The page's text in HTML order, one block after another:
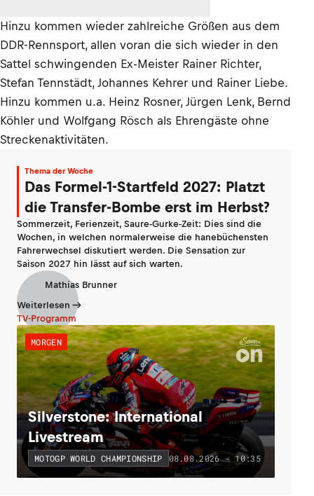
Hinzu kommen wieder zahlreiche Größen aus dem
DDR-Rennsport, allen voran die sich wieder in den
Sattel schwingenden Ex-Meister Rainer Richter,
Stefan Tennstädt, Johannes Kehrer und Rainer Liebe.
Hinzu kommen u.a. Heinz Rosner, Jürgen Lenk, Bernd
Köhler und Wolfgang Rösch als Ehrengäste ohne
Streckenaktivitäten.
Thema der Woche
Das Formel-1-Startfeld 2027: Platzt
die Transfer-Bombe erst im Herbst?
Sommerzeit, Ferienzeit, Saure-Gurke-Zeit: Dies sind die
Wochen, in welchen normalerweise die hanebüchensten
Fahrerwechsel diskutiert werden. Die Sensation zur
Saison 2027 hin lässt auf sich warten.
Mathias Brunner
Weiterlesen
TV-Programm
MORGEN
Silverstone: International
Livestream
MOTOGP WORLD CHAMPIONSHIP 08.08.2026 - 10:35